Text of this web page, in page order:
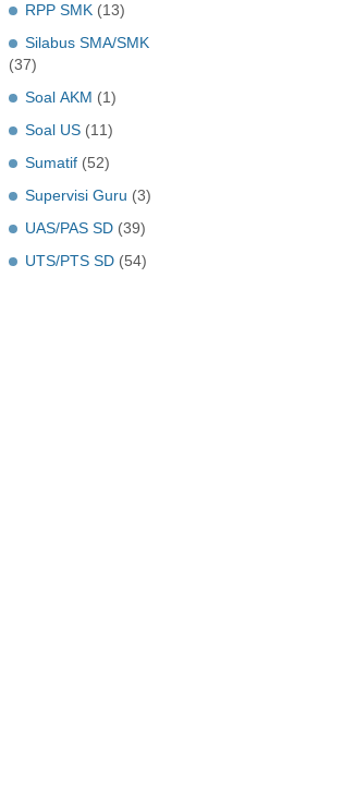
RPP SMK (13)
Silabus SMA/SMK
(37)
Soal AKM (1)
Soal US (11)
Sumatif (52)
Supervisi Guru (3)
UAS/PAS SD (39)
UTS/PTS SD (54)